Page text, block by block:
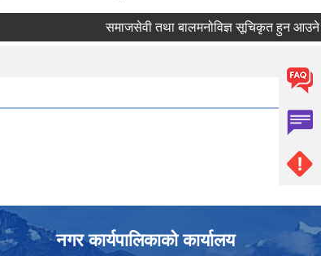
समाजसेवी तथा बालमनोविज्ञ सूचिकृत हुन आउने
नगर कार्यपालिकाको कार्यालय